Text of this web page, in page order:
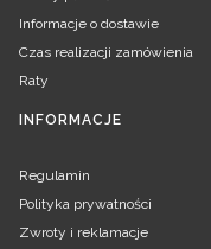
Informacje o dostawie
Czas realizacji zamówienia
Raty
INFORMACJE
Regulamin
Polityka prywatności
Zwroty i reklamacje